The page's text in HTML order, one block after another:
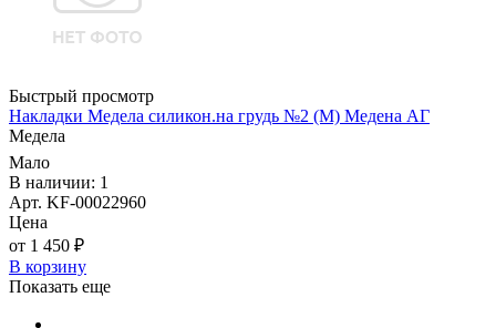
Быстрый просмотр
Накладки Медела силикон.на грудь №2 (М) Медена АГ
Медела
Мало
В наличии: 1
Арт. KF-00022960
Цена
от 1 450 ₽
В корзину
Показать еще